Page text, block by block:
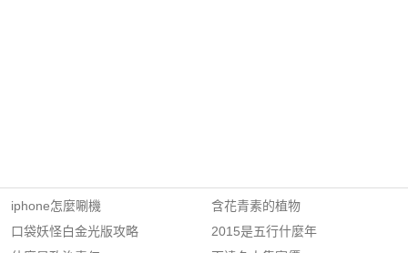
iphone怎麼唰機
口袋妖怪白金光版攻略
含花青素的植物
2015是五行什麼年